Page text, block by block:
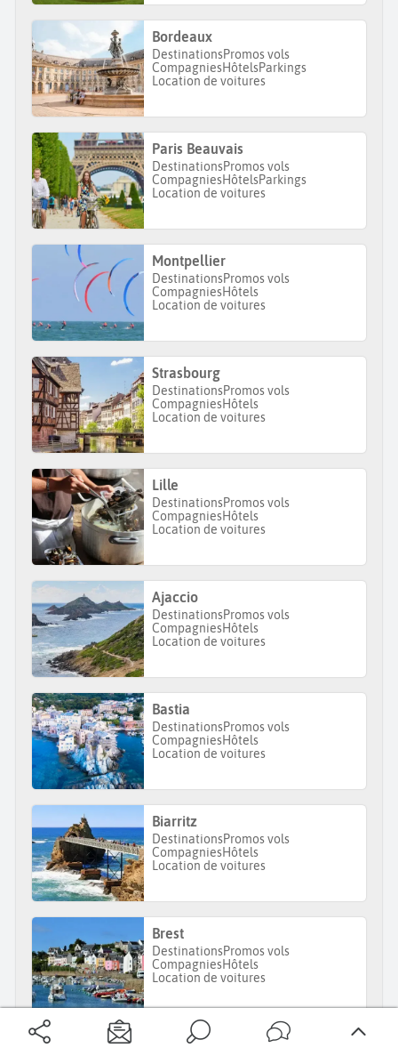
Bordeaux
DestinationsPromos vols
CompagniesHôtelsParkings
Location de voitures
Paris Beauvais
DestinationsPromos vols
CompagniesHôtelsParkings
Location de voitures
Montpellier
DestinationsPromos vols
CompagniesHôtels
Location de voitures
Strasbourg
DestinationsPromos vols
CompagniesHôtels
Location de voitures
Lille
DestinationsPromos vols
CompagniesHôtels
Location de voitures
Ajaccio
DestinationsPromos vols
CompagniesHôtels
Location de voitures
Bastia
DestinationsPromos vols
CompagniesHôtels
Location de voitures
Biarritz
DestinationsPromos vols
CompagniesHôtels
Location de voitures
Brest
DestinationsPromos vols
CompagniesHôtels
Location de voitures
Rennes